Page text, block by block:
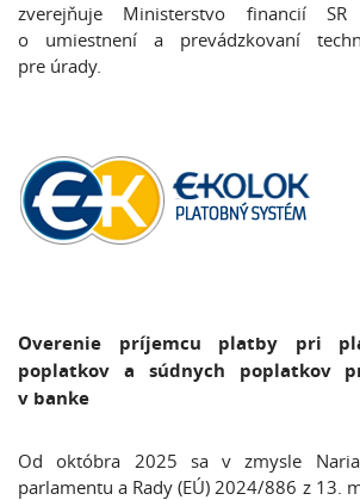
zverejňuje Ministerstvo financií
o umiestnení a prevádzkovaní
pre úrady.
Overenie príjemcu platby pri
poplatkov a súdnych poplatkov
v banke
Od októbra 2025 sa v zmysle
parlamentu a Rady (EÚ) 2024/886 z 13.